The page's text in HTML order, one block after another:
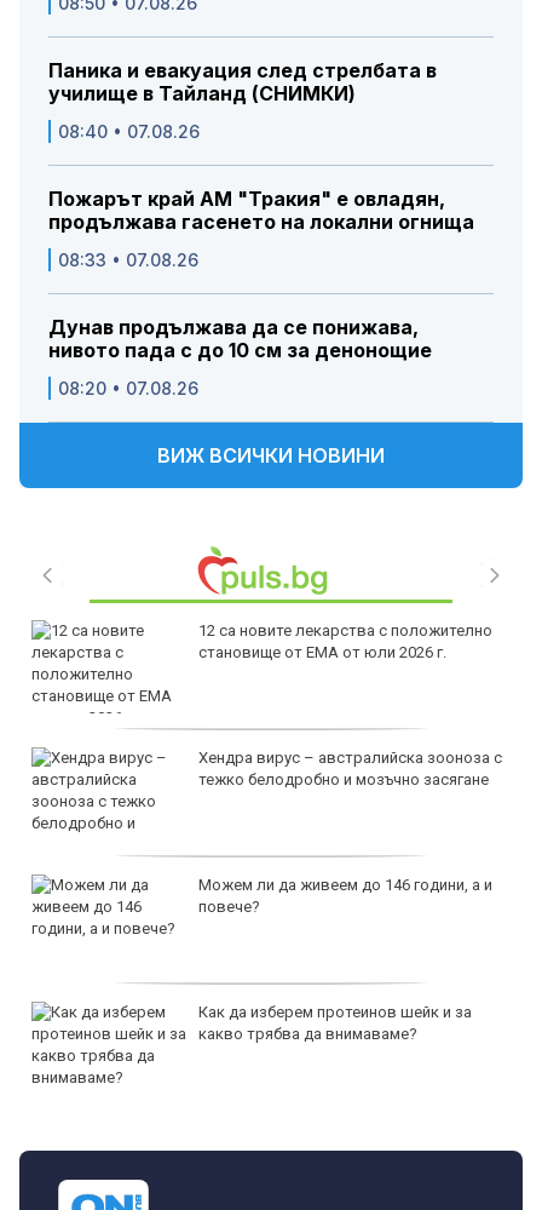
Паника и евакуация след стрелбата в
училище в Тайланд (СНИМКИ)
08:40 • 07.08.26
Пожарът край АМ "Тракия" е овладян,
продължава гасенето на локални огнища
08:33 • 07.08.26
Дунав продължава да се понижава,
нивото пада с до 10 см за денонощие
08:20 • 07.08.26
ВИЖ ВСИЧКИ НОВИНИ
12 са новите лекарства с положително
становище от ЕМА от юли 2026 г.
Хендра вирус – австралийска зооноза с
тежко белодробно и мозъчно засягане
Можем ли да живеем до 146 години, а и
повече?
Как да изберем протеинов шейк и за
какво трябва да внимаваме?